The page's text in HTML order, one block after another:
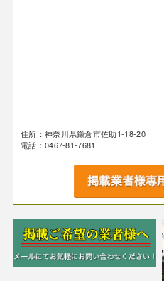
住所：神奈川県鎌倉市佐助1-18-20
電話：0467-81-7681